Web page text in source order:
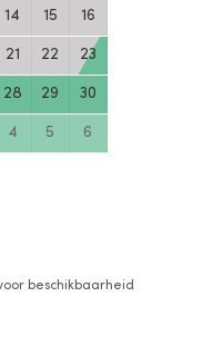
14 15 16
21 22 23
28 29 30
4 5 6
beschikbaarheid